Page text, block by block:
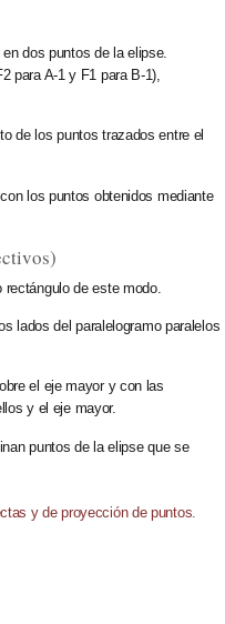
dos puntos de la elipse.
para A-1 y F1 para B-1),
de los puntos trazados entre el
los puntos obtenidos mediante
de este modo.
lados del paralelogramo paralelos
el eje mayory con las
y el eje mayor.
puntos de la elipse que se